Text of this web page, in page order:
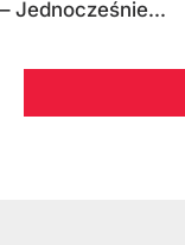
– Jednocześnie...